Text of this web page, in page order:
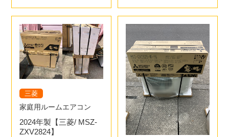
2.LINE・電話などでお問い合わせ
お電話、LINE、メールフォームからお問い合わせくださ
い。買取価格の目安を出させて頂きます。その時に、エア
コンの設置環境について伺うので実際にエアコンが目の前
にあるとスムーズです。
2.ご来店
ご予約いただいた日に店頭へお持ちください。査定は10分
程度です。ご予約の方を優先しますのでお待たせしませ
ん。お持ち込みの場所は
になります。
三菱
家庭用ルームエアコン
2024年製【三菱/ MSZ-
ZXV2824】